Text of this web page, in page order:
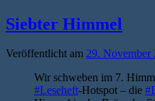
Siebter Himmel
Veröffentlicht am 29. November
Wir schweben im 7.
#Leseheft-Hotspot – die